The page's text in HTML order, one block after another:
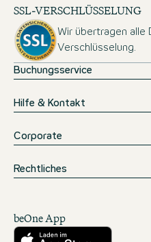
SSL-VERSCHLÜSSELUNG
Wir übertragen alle
Verschlüsselung.
Buchungsservice
Hilfe & Kontakt
Corporate
Rechtliches
beOne App
Herunterladen aus dem